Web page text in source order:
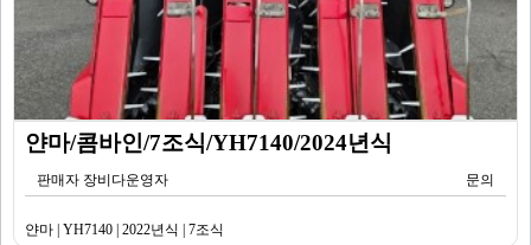
얀마/콤바인/7조식/YH7140/2024년식
판매자 장비다운영자 문의
얀마 | YH7140 | 2022년식 | 7조식